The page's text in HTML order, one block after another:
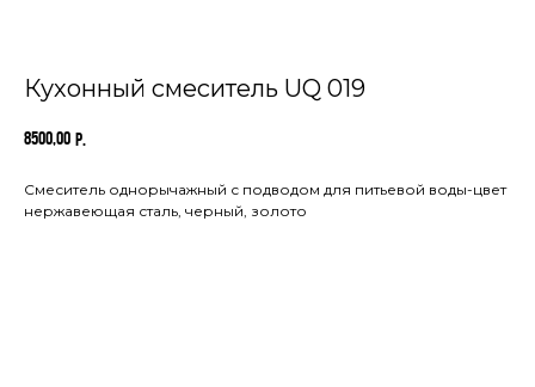
Кухонный смеситель UQ 019
8500,00 р.
Смеситель однорычажный с подводом для питьевой воды-цвет
нержавеющая сталь, черный, золото